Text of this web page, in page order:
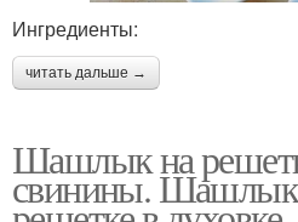
Ингредиенты:
читать дальше →
Шашлык на
свинины. Шашлык